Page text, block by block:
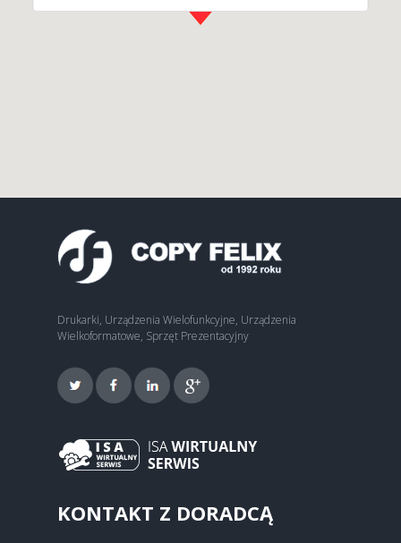
Drukarki, Urządzenia Wielofunkcyjne, Urządzenia
Wielkoformatowe, Sprzęt Prezentacyjny
KONTAKT Z DORADCĄ